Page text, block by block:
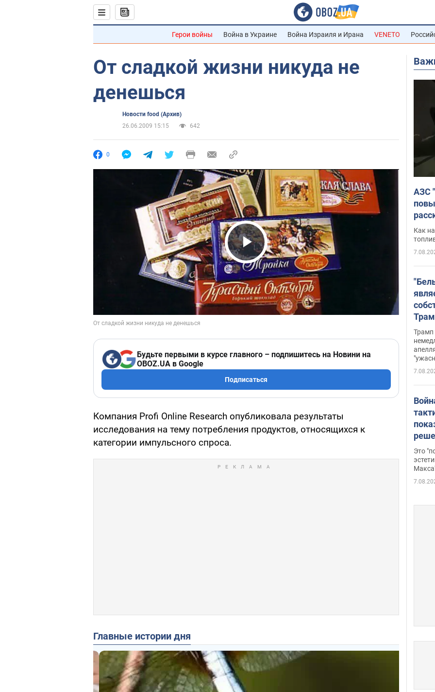
Герои войны Война в Украине Война Израиля и Ирана VENETO
От сладкой жизни никуда не
денешься
Новости food (Архив)
26.06.2009 15:15
642
0
Play Video
Будьте первыми в курсе главного – подпишитесь на Новини на
OBOZ.UA в Google
Подписаться
Компания Profi Online Research опубликовала результаты
исследования на тему потребления продуктов, относящихся к
категории импульсного спроса.
Главные истории дня
АЗС
Как
Трамп
Это